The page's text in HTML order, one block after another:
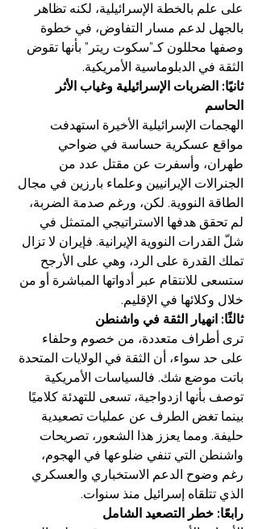
على علم بالخطة الإسرائيلية، لكنه تظاهر
بالجهل لدعم مسار التفاوض، في خطوة
وصفها محللون كـ”سكوت ريتر” بأنها تقوض
الثقة في الدبلوماسية الأمريكية.
ثانيًا: الضربات الإسرائيلية وغياب الأثر
الحاسم
الهجمات الإسرائيلية الأخيرة استهدفت
مواقع عسكرية حساسة في ضواحي
طهران، وأسفرت عن مقتل عدد من
الجنرالات الإيرانيين وعلماء بارزين في مجال
الطاقة النووية. لكن، ورغم صدمة الضربة،
لم تحقق هدفها الاستراتيجي المتمثل في
شلّ القدرات النووية الإيرانية. فإيران لا تزال
تملك القدرة على الرد، وهي على الأرجح
ستسعى للانتقام عبر أدواتها المباشرة أو من
خلال وكلائها في الإقليم.
ثالثًا: انهيار الثقة في واشنطن
ترى أطراف متعددة، من خصوم وحلفاء
على حد سواء، أن الثقة في الولايات المتحدة
باتت موضع شك. فالسياسات الأمريكية
توصف بأنها ازدواجية، تسعى للتهدئة كلاميًا
بينما تغض الطرف عن عمليات تصعيدية
حليفة. ومما يعزز هذا الشعور، تصريحات
واشنطن التي تنفي ضلوعها في الهجوم،
رغم وضوح الدعم الاستخباري والعسكري
الذي تتلقاه إسرائيل منذ سنوات.
رابعًا: خطر التصعيد الشامل